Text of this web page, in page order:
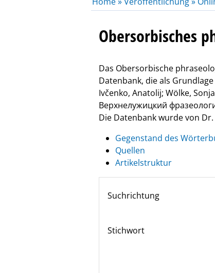
Obersorbisches
Das Obersorbische
Datenbank, die als
Ivčenko, Anatolij; Wölke,
Верхнелужицкий
Die Datenbank wurde von
Gegenstand des
Quellen
Artikelstruktur
Suchrichtung
Stichwort